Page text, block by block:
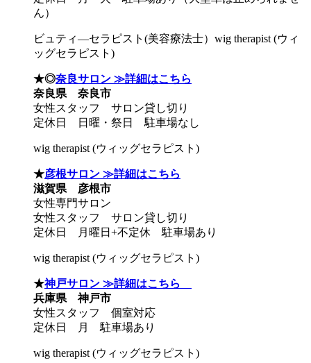
ん）
ビュティ―セラピスト(美容療法士）wig therapist (ウィ
ッグセラピスト)
★◎奈良サロン ≫詳細はこちら
奈良県 奈良市
女性スタッフ サロン貸し切り
定休日 日曜・祭日 駐車場なし
wig therapist (ウィッグセラピスト)
★彦根サロン ≫詳細はこちら
滋賀県 彦根市
女性専門サロン
女性スタッフ サロン貸し切り
定休日 月曜日+不定休 駐車場あり
wig therapist (ウィッグセラピスト)
★神戸サロン ≫詳細はこちら
兵庫県 神戸市
女性スタッフ 個室対応
定休日 月 駐車場あり
wig therapist (ウィッグセラピスト)